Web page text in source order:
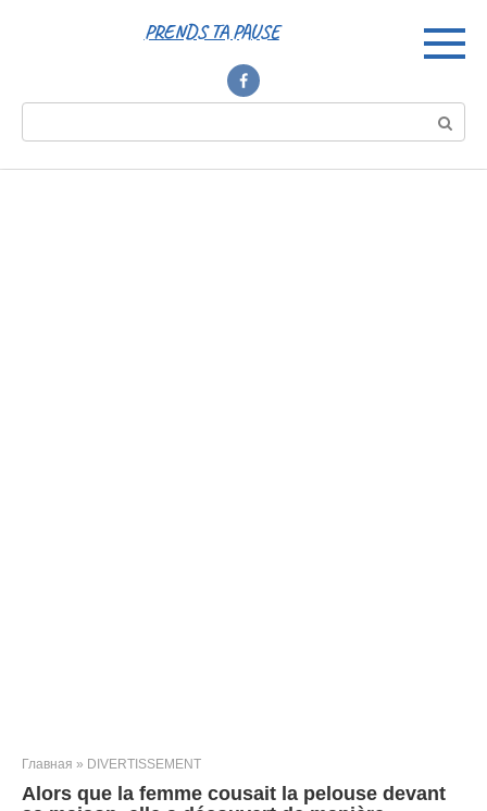
PRENDS TA PAUSE
Главная » DIVERTISSEMENT
Alors que la femme cousait la pelouse devant